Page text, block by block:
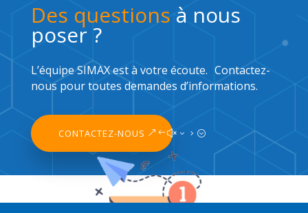
Des questionsà nous
poser ?
L’équipe SIMAX est à votre écoute. Contactez-
nous pour toutes demandes d’informations.
CONTACTEZ-NOUS